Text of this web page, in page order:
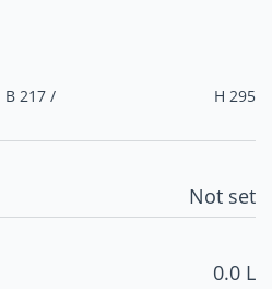
B 217 / H 295
Not set
0.0 L